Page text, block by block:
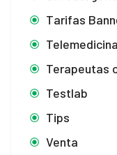
Tarifas
Telemedicina
Terapeutas
Testlab
Tips
Venta